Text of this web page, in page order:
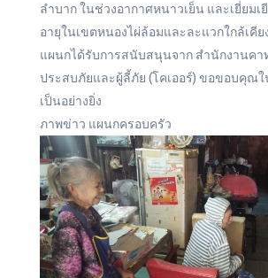
ลำบาก ในช่วงอากาศหนาวเย็น และเยี่ยม
อายุในเขตหนองไผ่ล้อมและละแวกใกล้เคีย
แผนกได้รับการสนับสนุนจาก สำนักงานคา
ประสบภัยและผู้ลี้ภัย (โคเออร์) ขอขอบคุณ
เป็นอย่างยิ่ง
ภาพข่าว แผนกครอบครัว